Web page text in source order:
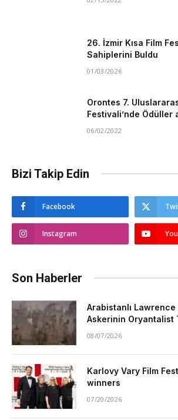
26. İzmir Kısa Film
Sahiplerini Buldu
01/03/2026
Orontes 7.
Festivali’nde Ödüller
06/02/2022
Bizi Takip Edin
Facebook
Instagram
Son Haberler
Arabistanlı Lawrence
Askerinin Oryantalist
08/07/2026
Karlovy Vary Film
winners
07/20/2026